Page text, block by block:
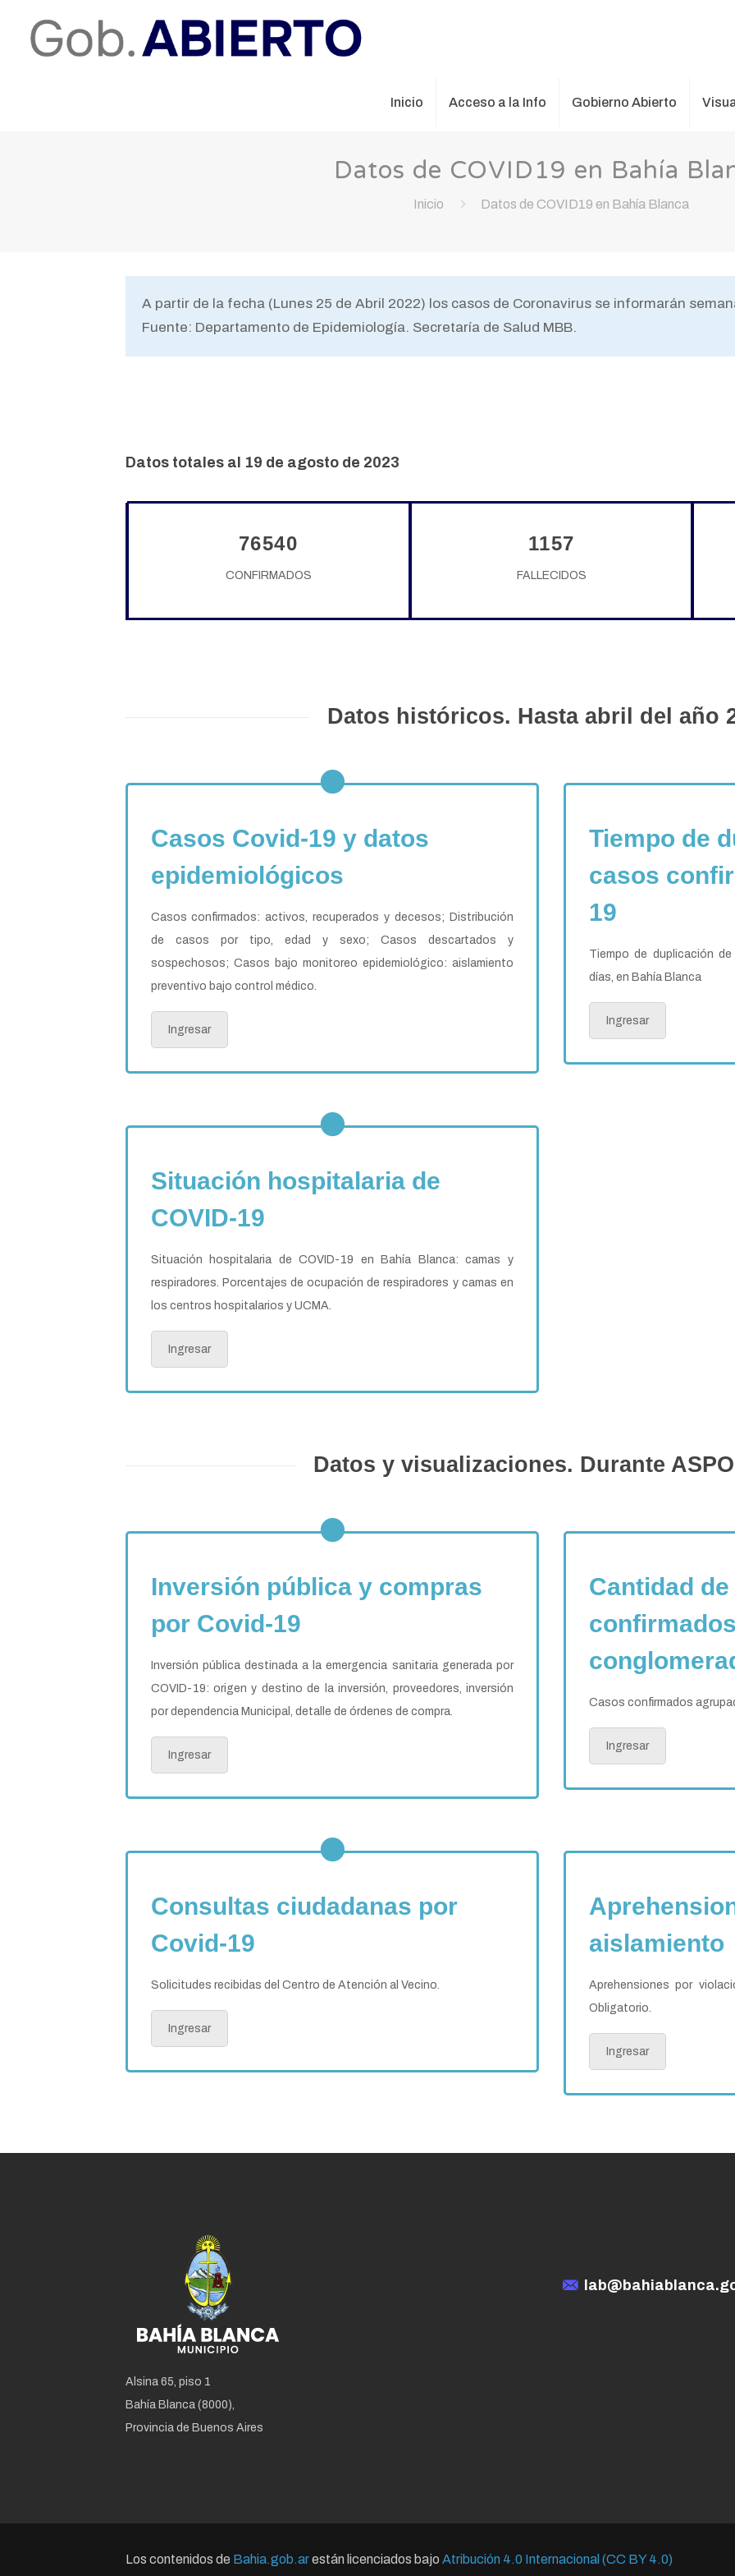
Inicio Acceso a la Info Gobierno Abierto
Datos de COVID19 en Bahía
Inicio Datos de COVID19 en Bahía Blanca
A partir de la fecha (Lunes 25 de Abril 2022) los casos de Coronavirus se informarán
Fuente: Departamento de Epidemiología. Secretaría de Salud MBB.
Datos totales al 19 de agosto de 2023
76540
CONFIRMADOS
1157
FALLECIDOS
Datos históricos. Hasta abril del año
Casos Covid-19 y datos
epidemiológicos
Casos confirmados: activos, recuperados y decesos; Distribución
de casos por tipo, edad y sexo; Casos descartados y
sospechosos; Casos bajo monitoreo epidemiológico: aislamiento
preventivo bajo control médico.
Ingresar
Tiempo de
casos
19
Tiempo de duplicación
días, en Bahía Blanca
Ingresar
Situación hospitalaria de
COVID-19
Situación hospitalaria de COVID-19 en Bahía Blanca: camas y
respiradores. Porcentajes de ocupación de respiradores y camas en
los centros hospitalarios y UCMA.
Ingresar
Datos y visualizaciones. Durante
Inversión pública y compras
por Covid-19
Inversión pública destinada a la emergencia sanitaria generada por
COVID-19: origen y destino de la inversión, proveedores, inversión
por dependencia Municipal, detalle de órdenes de compra.
Ingresar
Cantidad
Casos confirmados
Ingresar
Consultas ciudadanas por
Covid-19
Solicitudes recibidas del Centro de Atención al Vecino.
Ingresar
aislamiento
Aprehensiones por
Obligatorio.
Ingresar
Alsina 65, piso 1
Bahía Blanca (8000),
Provincia de Buenos Aires
Los contenidos de Bahia.gob.arestán licenciados bajo Atribución 4.0 Internacional (CC BY 4.0)